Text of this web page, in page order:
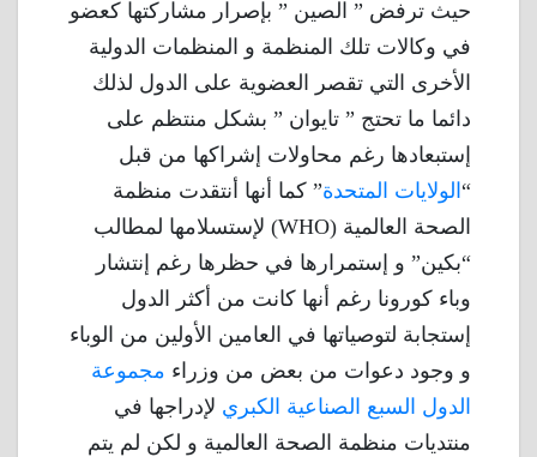
حيث ترفض ” الصين ” بإصرار مشاركتها كعضو
في وكالات تلك المنظمة و المنظمات الدولية
الأخرى التي تقصر العضوية على الدول لذلك
دائما ما تحتج ” تايوان ” بشكل منتظم على
إستبعادها رغم محاولات إشراكها من قبل
“ الولايات المتحدة” كما أنها أنتقدت منظمة
الصحة العالمية (WHO) لإستسلامها لمطالب
“بكين” و إستمرارها في حظرها رغم إنتشار
وباء كورونا رغم أنها كانت من أكثر الدول
إستجابة لتوصياتها في العامين الأولين من الوباء
و وجود دعوات من بعض من وزراء مجموعة
الدول السبع الصناعية الكبري لإدراجها في
منتديات منظمة الصحة العالمية و لكن لم يتم